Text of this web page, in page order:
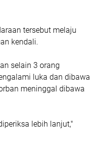
tersebut melaju
kendali.
selain 3 orang
luka dan dibawa
meninggal dibawa
lebih lanjut,"